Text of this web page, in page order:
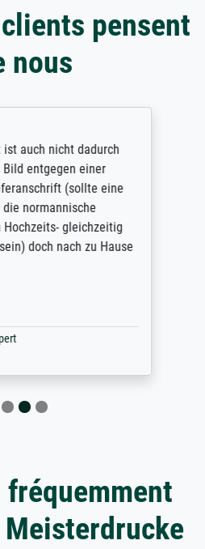
pensent
nous
ist auch nicht dadurch
entgegen einer
(sollte eine
normannische
Hochzeits- gleichzeitig
doch nach zu Hause